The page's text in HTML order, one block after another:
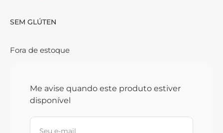
SEM GLÚTEN
Fora de estoque
Me avise quando este produto estiver
disponível